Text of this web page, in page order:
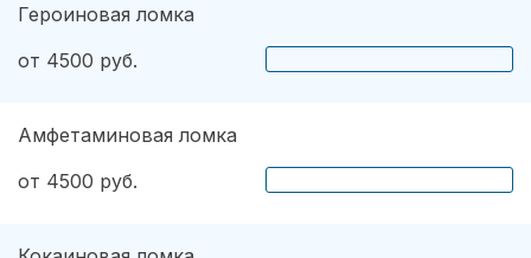
Героиновая ломка
от 4500 руб.
Амфетаминовая ломка
от 4500 руб.